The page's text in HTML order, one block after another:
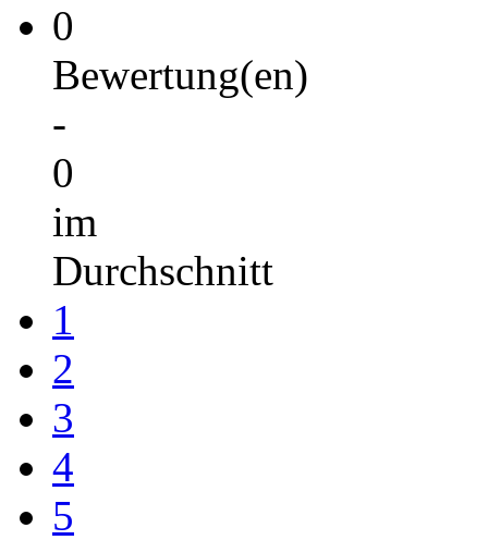
0
Bewertung(en)
-
0
im
Durchschnitt
1
2
3
4
5